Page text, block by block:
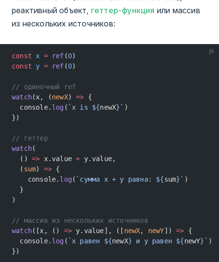
реактивный объект, геттер-функция или массив
из нескольких источников:
js
const x = ref (0)
const y = ref (0)
// одиночный ref
watch(x, (newX) => {
  console.
log ( `x is ${newX}` )
})
// геттер
watch(
  ()
=> x.value + y.value,
  (
sum) => {
    console.
log( `сумма x + y равна: ${sum}` )
  }
)
// массив из нескольких источников
watch([x, () => y.value], ([ newX, newY]) => {
  console.
log ( `x равен ${newX} и y равен ${newY}` )
})